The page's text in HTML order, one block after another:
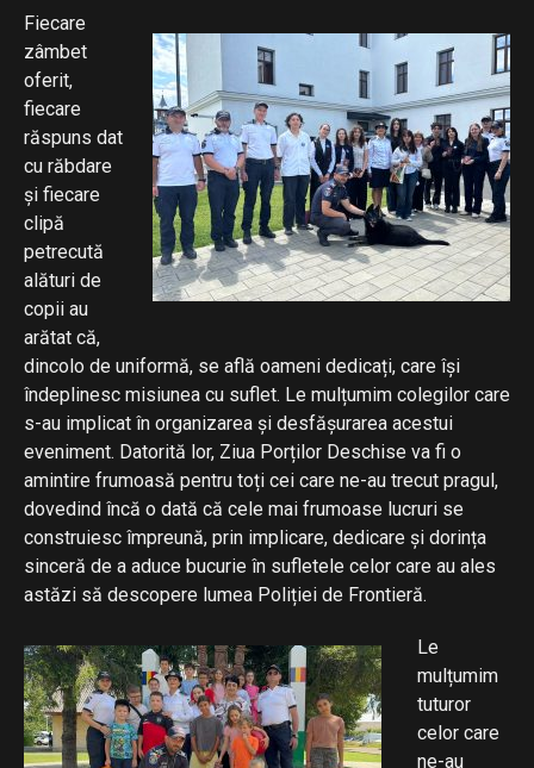
Fiecare
zâmbet
oferit,
fiecare
răspuns dat
cu răbdare
și fiecare
clipă
petrecută
alături de
copii au
arătat că,
dincolo de uniformă, se află oameni dedicați, care își
îndeplinesc misiunea cu suflet. Le mulțumim colegilor care
s-au implicat în organizarea și desfășurarea acestui
eveniment. Datorită lor, Ziua Porților Deschise va fi o
amintire frumoasă pentru toți cei care ne-au trecut pragul,
dovedind încă o dată că cele mai frumoase lucruri se
construiesc împreună, prin implicare, dedicare și dorința
sinceră de a aduce bucurie în sufletele celor care au ales
astăzi să descopere lumea Poliției de Frontieră.
Le
mulțumim
tuturor
celor care
ne-au